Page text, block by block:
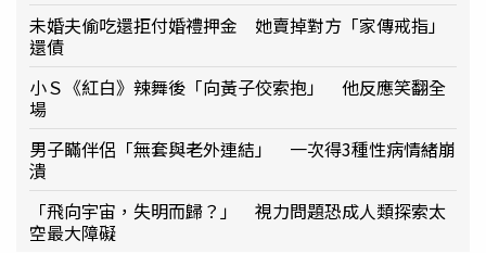
未婚夫偷吃還拒付婚禮押金 她賣掉對方「家傳戒指」
還債
小Ｓ《紅白》辣舞後「向黃子佼索抱」 他反應笑翻全
場
男子瞞伴侶「無套與老外連結」 一次得3種性病情緒崩
潰
「飛向宇宙，失明而歸？」 視力問題恐成人類探索太
空最大障礙